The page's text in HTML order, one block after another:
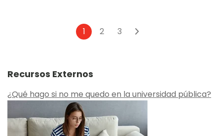
1 2 3
Recursos Externos
¿Qué hago si no me quedo en la universidad pública?